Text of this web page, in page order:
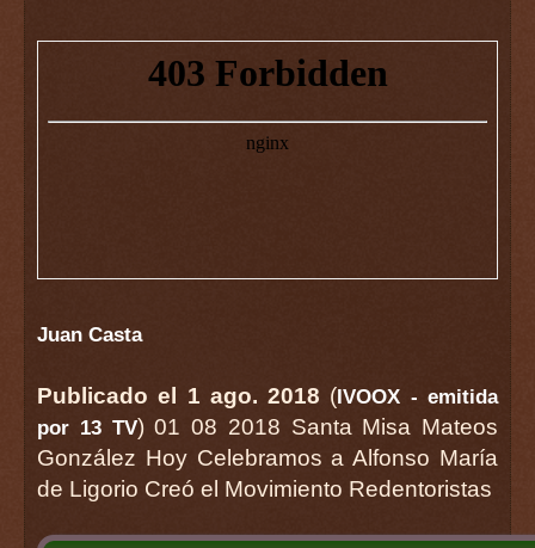
Juan Casta
Publicado el 1 ago. 2018 (IVOOX - emitida
por 13 TV) 01 08 2018 Santa Misa Mateos
González Hoy Celebramos a Alfonso María
de Ligorio Creó el Movimiento Redentoristas